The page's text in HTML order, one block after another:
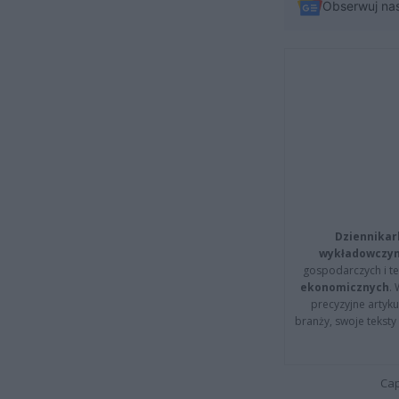
Obserwuj
gospodarczych i
ekonomicznych.
precyzyjne
branży, swoje